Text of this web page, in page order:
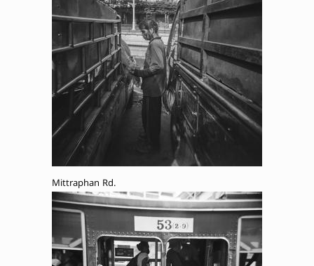
Mittraphan Rd.